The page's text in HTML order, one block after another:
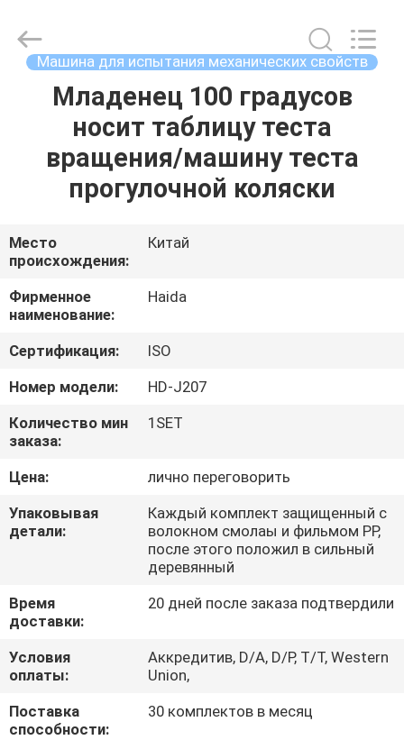
ДОМОЙ
ПРОДУКЦИЯ
ВИДЕОЗАПИСИ
VR-
ШОУ
О
НАС
ЭКСКУРСИЯ
ПО
ЗАВОДУ
КАЧЕСТВА
СВЯЖИТЕСЬ
С
НАМИ
Машина для испытания механических свойств
Младенец 100 градусов
носит таблицу теста
вращения/машину теста
прогулочной коляски
Место
происхождения:
Китай
Фирменное
наименование:
Haida
Сертификация:
ISO
Номер модели:
HD-J207
Количество мин
заказа:
1SET
Цена:
лично переговорить
Упаковывая
детали:
Каждый комплект защищенный с
волокном смолаы и фильмом PP,
после этого положил в сильный
деревянный
Время
доставки:
20 дней после заказа подтвердили
Условия
оплаты:
Аккредитив, D/A, D/P, T/T, Western
Union,
Поставка
способности:
30 комплектов в месяц